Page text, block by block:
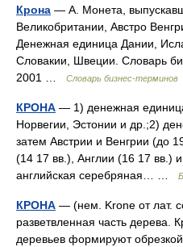
Крона — А. Монета,
Великобритании, Австро
Денежная единица Дании,
Словакии, Швеции. Словарь
2001 …
Словарь бизнес-терминов
КРОНА — 1) денежная
Норвегии, Эстонии и др.;2)
затем Австрии и Венгрии (до
(14 17 вв.), Англии (16 17 вв.)
английская серебряная… …
КРОНА — (нем. Krone от лат.
разветвленная часть дерева.
деревьев формируют